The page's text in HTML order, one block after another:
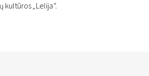
kultūros„Lelija“.